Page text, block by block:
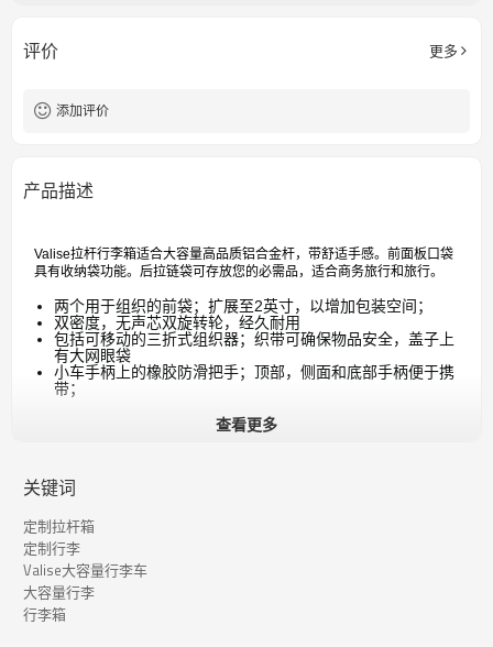
评价 更多
添加评价
产品描述
Valise拉杆行李箱适合大容量高品质铝合金杆，带舒适手感。前面板口袋
具有收纳袋功能。后拉链袋可存放您的必需品， 适合商务旅行和旅行。
两个用于组织的前袋；扩展至2英寸，以增加包装空间；
双密度，无声芯双旋转轮，经久耐用
包括可移动的三折式组织器；织带可确保物品安全，盖子上
有大网眼袋
小车手柄上的橡胶防滑把手；顶部，侧面和底部手柄便于携
带；
查看更多
关键词
定制拉杆箱
定制行李
Valise大容量行李车
大容量行李
行李箱